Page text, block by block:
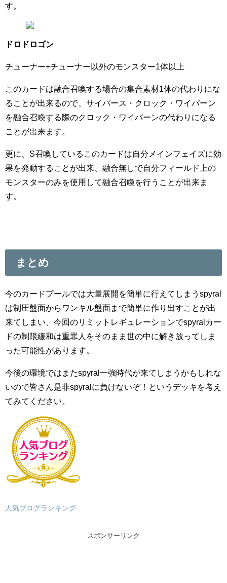
す。
ドロドロゴン
チューナー+チューナー以外のモンスター1体以上
このカードは融合召喚する場合の集合素材1体の代わりにな
ることが出来るので、サイバース・クロック・ワイバーン
を融合召喚する際のクロック・ワイバーンの代わりになる
ことが出来ます。
更に、S召喚しているこのカードは自分メインフェイズに効
果を発動することが出来、融合無しで自分フィールド上の
モンスターのみを使用して融合召喚を行うことが出来ま
す。
まとめ
今のカードプールでは大量展開を簡単に行えてしまうspyral
は制圧盤面からワンキル盤面まで簡単に作り出すことが出
来てしまい、今回のリミットレギュレーションでspyralカー
ドの制限緩和は重罪人をそのまま世の中に解き放ってしま
った可能性があります。
今後の環境ではまたspyral一強時代が来てしまうかもしれな
いので皆さん是非spyralに負けないぞ！というデッキを考え
てみてください。
人気ブログランキング
スポンサーリンク